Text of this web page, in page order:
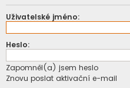
Uživatelské jméno:
Heslo:
Zapomněl(a) jsem heslo
Znovu poslat aktivační e-mail